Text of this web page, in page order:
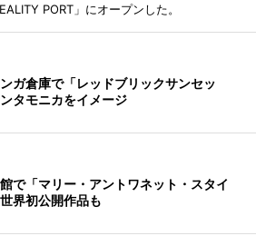
PORT」にオープンした。
ガ倉庫で「レッドブリックサンセッ
タモニカをイメージ
で「マリー・アントワネット・スタイ
界初公開作品も